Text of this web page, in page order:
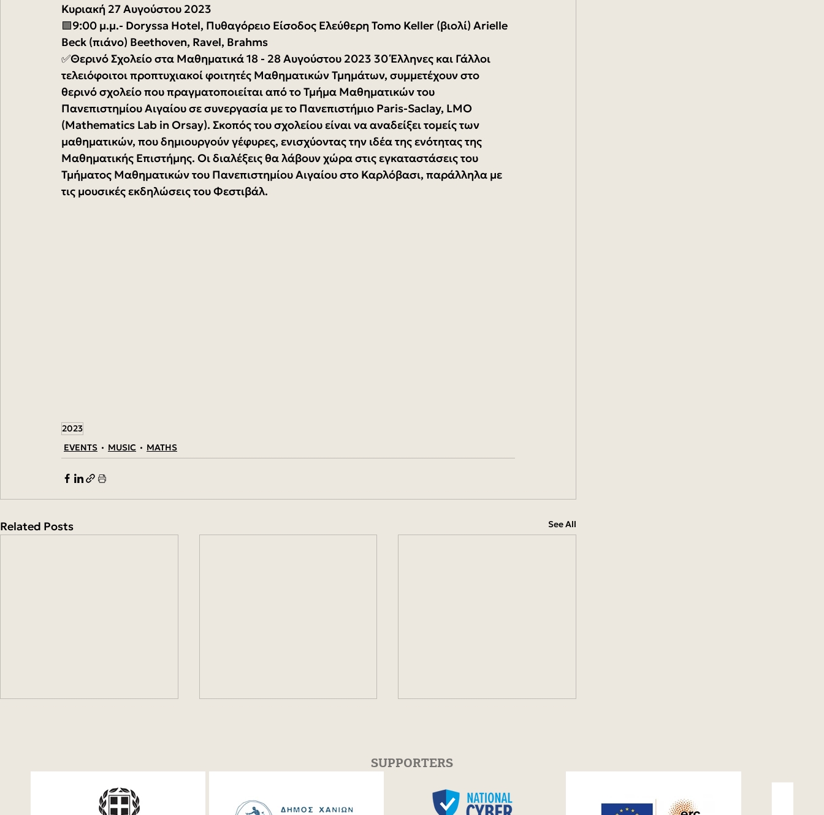
Κυριακή 27 Αυγούστου 2023
🟩9:00 μ.μ.- Doryssa Hotel, Πυθαγόρειο Είσοδος Ελεύθερη Tomo Keller (βιολί) Arielle
Beck (πιάνο) Beethoven, Ravel, Brahms
✅Θερινό Σχολείο στα Μαθηματικά 18 - 28 Αυγούστου 2023 30 Έλληνες και Γάλλοι
τελειόφοιτοι προπτυχιακοί φοιτητές Μαθηματικών Τμημάτων, συμμετέχουν στο
θερινό σχολείο που πραγματοποιείται από το Τμήμα Μαθηματικών του
Πανεπιστημίου Αιγαίου σε συνεργασία με το Πανεπιστήμιο Paris-Saclay, LMO
(Mathematics Lab in Orsay). Σκοπός του σχολείου είναι να αναδείξει τομείς των
μαθηματικών, που δημιουργούν γέφυρες, ενισχύοντας την ιδέα της ενότητας της
Μαθηματικής Επιστήμης. Οι διαλέξεις θα λάβουν χώρα στις εγκαταστάσεις του
Τμήματος Μαθηματικών του Πανεπιστημίου Αιγαίου στο Καρλόβασι, παράλληλα με
τις μουσικές εκδηλώσεις του Φεστιβάλ.
2023
EVENTS
MUSIC MATHS
Related Posts See All
SUPPORTERS